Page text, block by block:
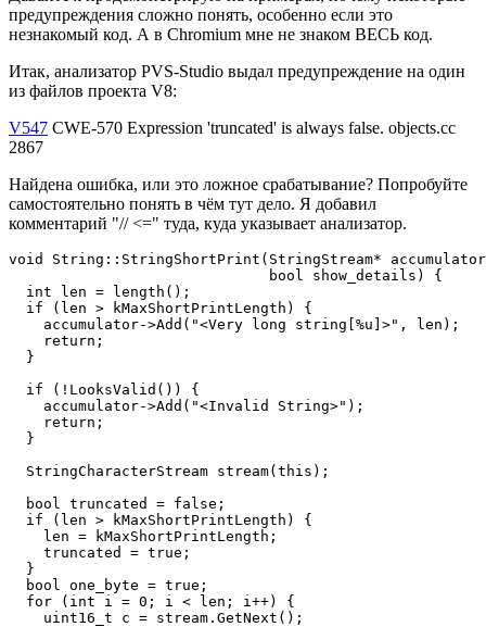
предупреждения сложно понять, особенно если это
незнакомый код. А в Chromium мне не знаком ВЕСЬ код.
Итак, анализатор PVS-Studio выдал предупреждение на один
из файлов проекта V8:
V547 CWE-570 Expression 'truncated' is always false. objects.cc
2867
Найдена ошибка, или это ложное срабатывание? Попробуйте
самостоятельно понять в чём тут дело. Я добавил
комментарий "// <=" туда, куда указывает анализатор.
void String::StringShortPrint(StringStream*
                              bool show_details) {
  int len = length();
  if (len > kMaxShortPrintLength) {
    accumulator->Add("<Very long string[%u]>", len);
    return;
  }
  if (!LooksValid()) {
    accumulator->Add("<Invalid String>");
    return;
  }
  StringCharacterStream stream(this);
  bool truncated = false;
  if (len > kMaxShortPrintLength) {
    len = kMaxShortPrintLength;
    truncated = true;
  }
  bool one_byte = true;
  for (int i = 0; i < len; i++) {
    uint16_t c = stream.GetNext();